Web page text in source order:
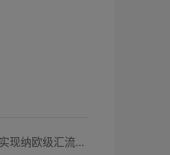
下一篇：日置推出全新电阻计RM3546 实现纳欧级汇流排焊接质量检测